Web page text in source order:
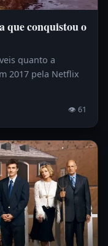
que conquistou o
quanto a
2017 pela Netflix
👁 61